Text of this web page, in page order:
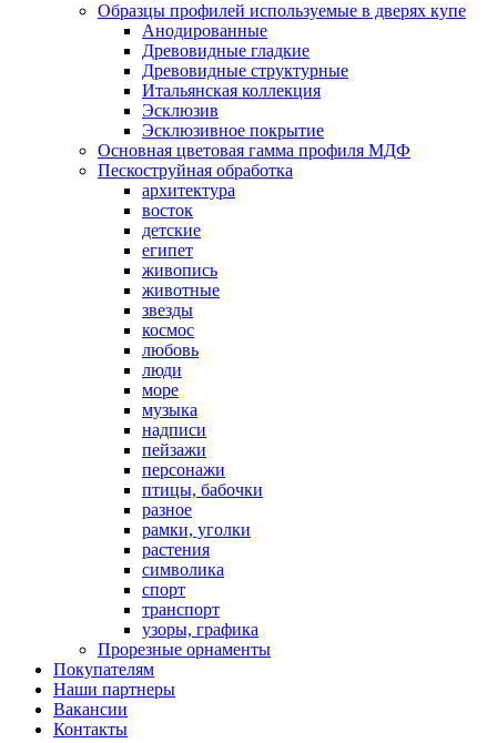
Образцы профилей используемые в дверях купе
Анодированные
Древовидные гладкие
Древовидные структурные
Итальянская коллекция
Эсклюзив
Эсклюзивное покрытие
Основная цветовая гамма профиля МДФ
Пескоструйная обработка
архитектура
восток
детские
египет
живопись
животные
звезды
космос
любовь
люди
море
музыка
надписи
пейзажи
персонажи
птицы, бабочки
разное
рамки, уголки
растения
символика
спорт
транспорт
узоры, графика
Прорезные орнаменты
Покупателям
Наши партнеры
Вакансии
Контакты